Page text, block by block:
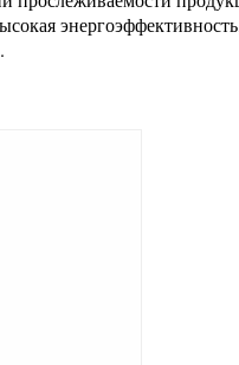
энергоэффективность,